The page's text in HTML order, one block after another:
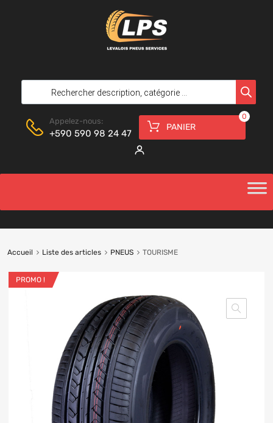
Appelez-nous:
+590 590 98 24 47
PANIER
0
Accueil Liste des articles PNEUS TOURISME
PROMO !